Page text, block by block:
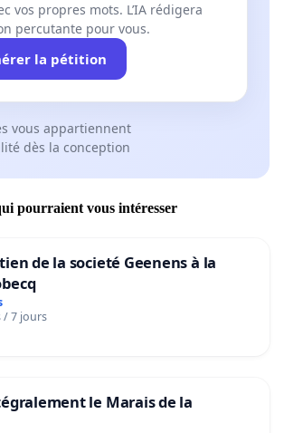
vos propres mots. L’IA rédigera
percutante pour vous.
la pétition
vous appartiennent
dès la conception
pourraient vous intéresser
de la societé Geenens à la
/ 7 jours
le Marais de la